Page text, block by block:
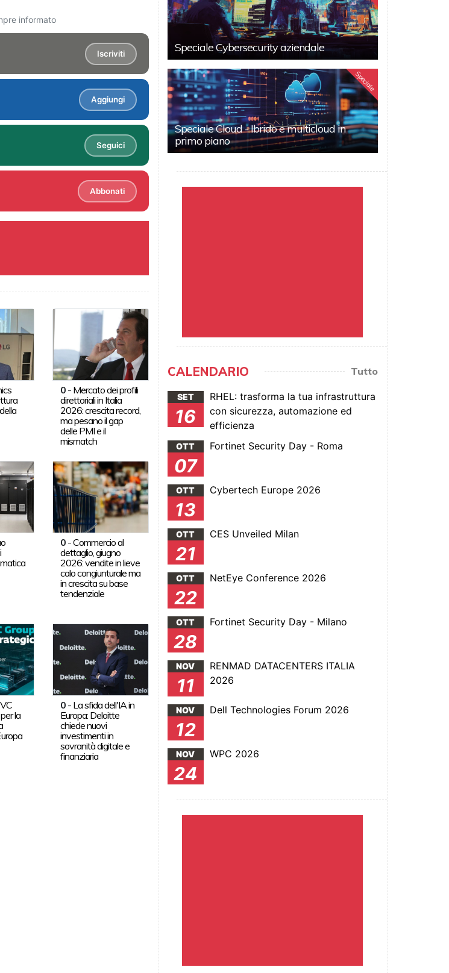
informato
Iscriviti
Aggiungi
Seguici
Abbonati
0 - Mercato dei profili
direttoriali in Italia
2026: crescita record,
ma pesano il gap
delle PMI e il
mismatch
0 -Commercio al
dettaglio, giugno
2026: vendite in lieve
calo congiunturale ma
in crescita su base
tendenziale
la
0 - La sfida dell'IA in
Europa: Deloitte
chiede nuovi
investimenti in
sovranità digitale e
finanziaria
Speciale Cybersecurity aziendale
Speciale
Speciale Cloud - Ibrido e multicloud in
primo piano
CALENDARIO Tutto
SET
16
RHEL: trasforma la tua infrastruttura
con sicurezza, automazione ed
efficienza
OTT
07
Fortinet Security Day - Roma
OTT
13
Cybertech Europe 2026
OTT
21
CES Unveiled Milan
OTT
22
NetEye Conference 2026
OTT
28
Fortinet Security Day - Milano
NOV
11
RENMAD DATACENTERS ITALIA
2026
NOV
12
Dell Technologies Forum 2026
NOV
24
WPC 2026